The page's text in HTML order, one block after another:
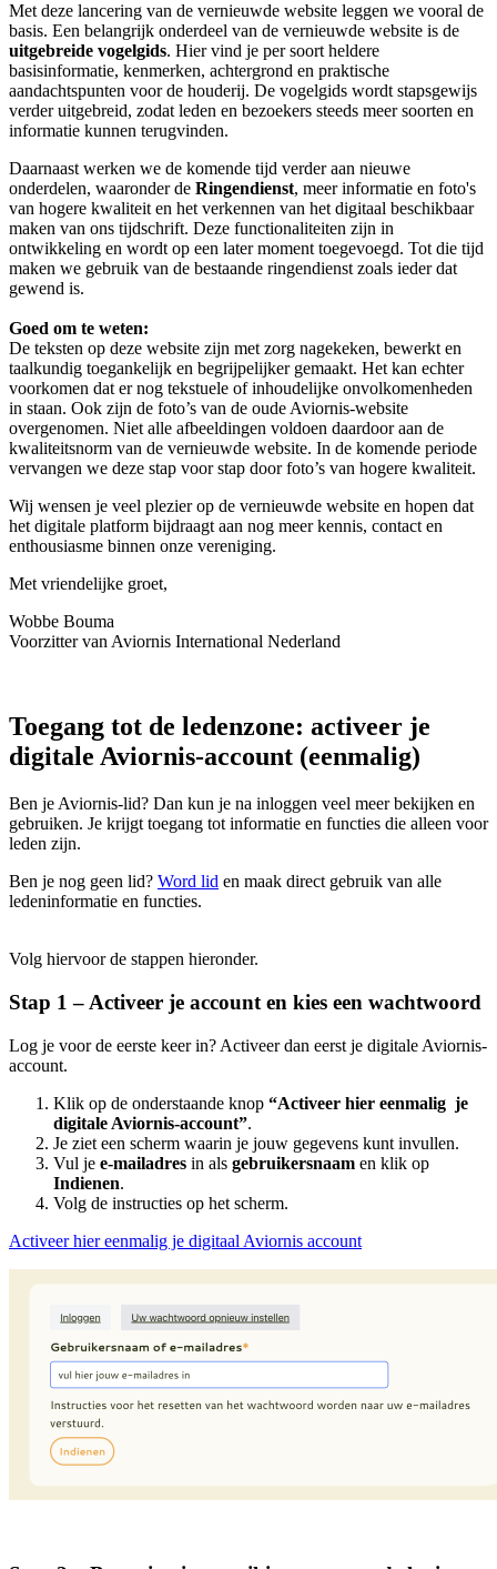
Met deze lancering van de vernieuwde website leggen we vooral de
basis. Een belangrijk onderdeel van de vernieuwde website is de
uitgebreide vogelgids. Hier vind je per soort heldere
basisinformatie, kenmerken, achtergrond en praktische
aandachtspunten voor de houderij. De vogelgids wordt stapsgewijs
verder uitgebreid, zodat leden en bezoekers steeds meer soorten en
informatie kunnen terugvinden.
Daarnaast werken we de komende tijd verder aan nieuwe
onderdelen, waaronder de Ringendienst, meer informatie en foto's
van hogere kwaliteit en het verkennen van het digitaal beschikbaar
maken van ons tijdschrift. Deze functionaliteiten zijn in
ontwikkeling en wordt op een later moment toegevoegd. Tot die tijd
maken we gebruik van de bestaande ringendienst zoals ieder dat
gewend is.
Goed om te weten:
De teksten op deze website zijn met zorg nagekeken, bewerkt en
taalkundig toegankelijk en begrijpelijker gemaakt. Het kan echter
voorkomen dat er nog tekstuele of inhoudelijke onvolkomenheden
in staan. Ook zijn de foto’s van de oude Aviornis-website
overgenomen. Niet alle afbeeldingen voldoen daardoor aan de
kwaliteitsnorm van de vernieuwde website. In de komende periode
vervangen we deze stap voor stap door foto’s van hogere kwaliteit.
Wij wensen je veel plezier op de vernieuwde website en hopen dat
het digitale platform bijdraagt aan nog meer kennis, contact en
enthousiasme binnen onze vereniging.
Met vriendelijke groet,
Wobbe Bouma
Voorzitter van Aviornis International Nederland
Toegang tot de ledenzone: activeer je
digitale Aviornis-account (eenmalig)
Ben je Aviornis-lid? Dan kun je na inloggen veel meer bekijken en
gebruiken. Je krijgt toegang tot informatie en functies die alleen voor
leden zijn.
Ben je nog geen lid? Word lid en maak direct gebruik van alle
ledeninformatie en functies.
Volg hiervoor de stappen hieronder.
Stap 1 – Activeer je account en kies een wachtwoord
Log je voor de eerste keer in? Activeer dan eerst je digitale Aviornis-
account.
Klik op de onderstaande knop “Activeer hier eenmalig je
digitale Aviornis-account”.
Je ziet een scherm waarin je jouw gegevens kunt invullen.
Vul je e-mailadres in als gebruikersnaam en klik op
Indienen.
Volg de instructies op het scherm.
Activeer hier eenmalig je digitaal Aviornis account